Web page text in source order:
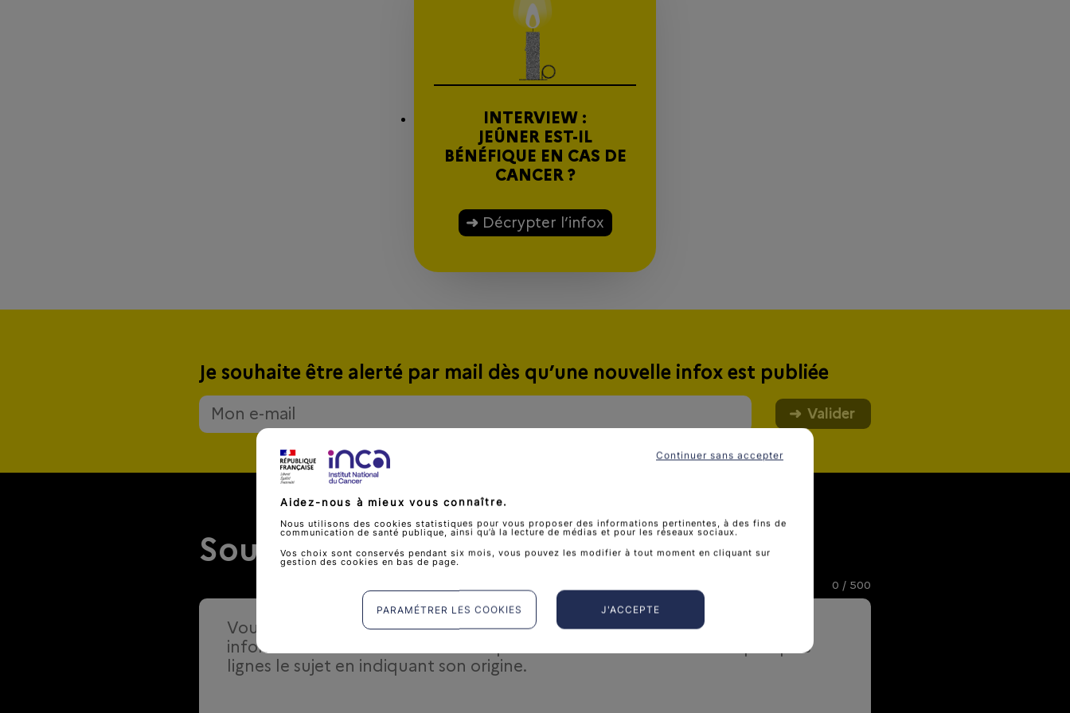
INTERVIEW :
JEÛNER EST-IL
BÉNÉFIQUE EN CAS DE
CANCER ?
Décrypter l’infox
Je souhaite être alerté par mail dès qu’une nouvelle infox est publiée
Valider
Soumettre une infox
0 / 500
Aidez-nous à mieux vous connaître.
Nous utilisons des cookies statistiques pour vous proposer des informations pertinentes, à des fins de
communication de santé publique, ainsi qu’à la lecture de médias et pour les réseaux sociaux.
Vos choix sont conservés pendant six mois, vous pouvez les modifier à tout moment en cliquant sur
gestion des cookies en bas de page.
J'ACCEPTE
PARAMÉTRER LES COOKIES
Continuer sans accepter